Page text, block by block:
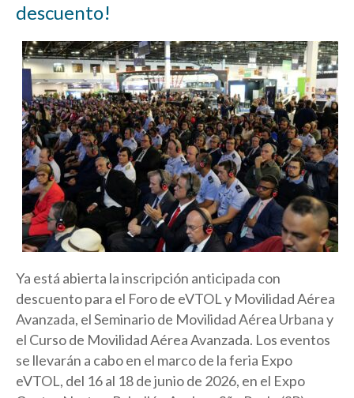
descuento!
Ya está abierta la inscripción anticipada con
descuento para el Foro de eVTOL y Movilidad Aérea
Avanzada, el Seminario de Movilidad Aérea Urbana y
el Curso de Movilidad Aérea Avanzada. Los eventos
se llevarán a cabo en el marco de la feria Expo
eVTOL, del 16 al 18 de junio de 2026, en el Expo